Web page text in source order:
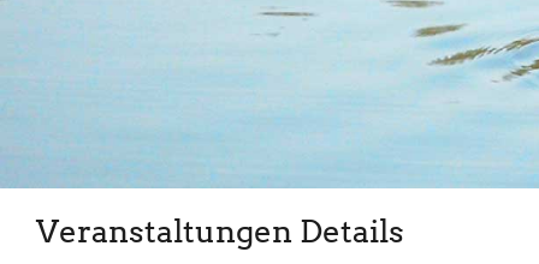
Veranstaltungen Details